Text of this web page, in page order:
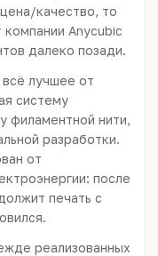
качество, то
Anycubic
далеко позади.
лучшее от
систему
филаментной нити,
разработки.
от
после
печать с
реализованных